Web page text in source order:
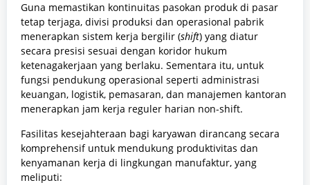
Guna memastikan kontinuitas pasokan produk di pasar
tetap terjaga, divisi produksi dan operasional pabrik
menerapkan sistem kerja bergilir (shift) yang diatur
secara presisi sesuai dengan koridor hukum
ketenagakerjaan yang berlaku. Sementara itu, untuk
fungsi pendukung operasional seperti administrasi
keuangan, logistik, pemasaran, dan manajemen kantoran
menerapkan jam kerja reguler harian non-shift.
Fasilitas kesejahteraan bagi karyawan dirancang secara
komprehensif untuk mendukung produktivitas dan
kenyamanan kerja di lingkungan manufaktur, yang
meliputi: